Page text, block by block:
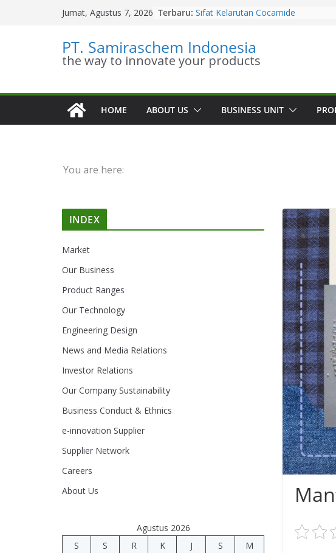
Jumat, Agustus 7, 2026 Terbaru: Sifat Kelarutan Cocamide
Diethanolamine Terpercaya
Kesetimbangan Kimia Cocamide
Diethanolamine
Stoikiometri Cocamide
PT. Samiraschem Indonesia
the way to innovate your products
HOME ABOUT US BUSINESS UNIT
You are here:
INDEX
Market
Our Business
Product Ranges
Our Technology
Engineering Design
News and Media Relations
Investor Relations
Our Company Sustainability
Business Conduct & Ethnics
e-innovation Supplier
Supplier Network
Careers
About Us
Agustus 2026
S
S R K J S
M